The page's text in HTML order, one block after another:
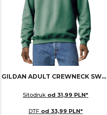
GILDAN ADULT CREWNECK SWEATSHIRT
Sitodruk od31,99 PLN*
DTFod 33,99 PLN*